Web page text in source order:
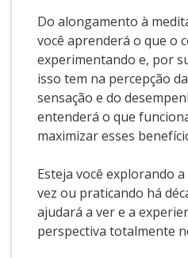
Do alongamento à
você aprenderá o que o
experimentando e, por
isso tem na percepção
sensação e do
entenderá o que
maximizar esses
Esteja você explorando
vez ou praticando há
ajudará a ver e a
perspectiva totalmente